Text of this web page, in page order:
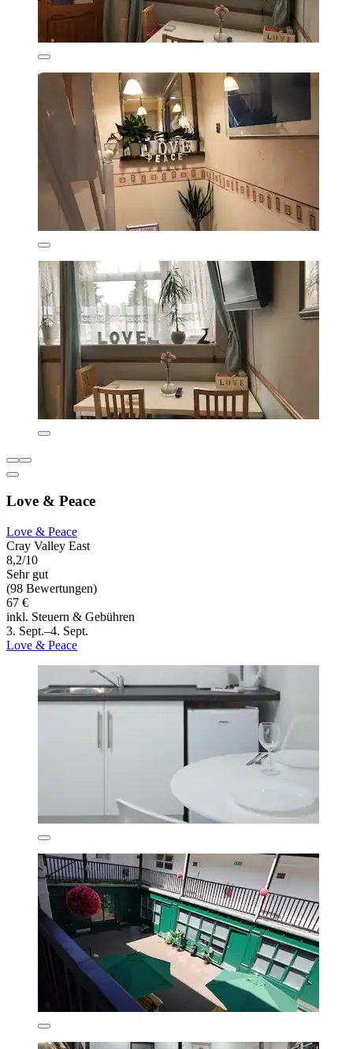
Love & Peace
Love & Peace
Cray Valley East
8,2/10
Sehr gut
(98 Bewertungen)
67 €
inkl. Steuern & Gebühren
3. Sept.–4. Sept.
Love & Peace